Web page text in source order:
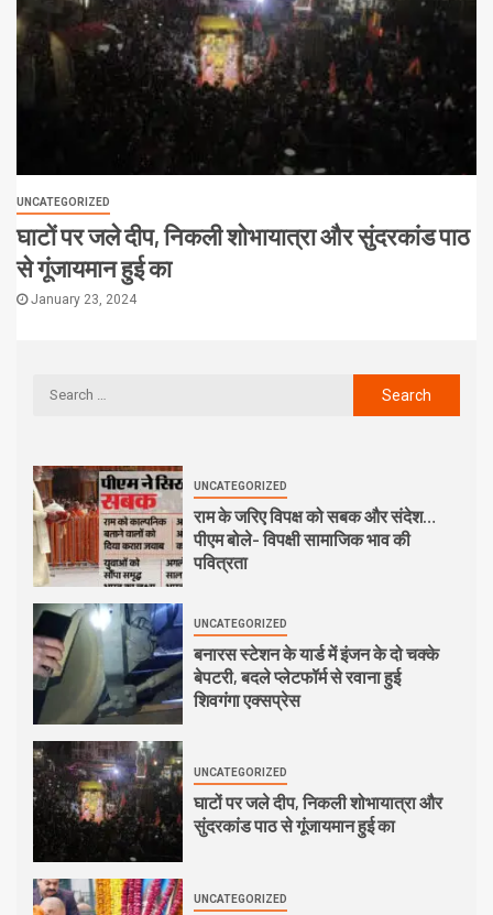
UNCATEGORIZED
घाटों पर जले दीप, निकली शोभायात्रा और सुंदरकांड पाठ
से गूंजायमान हुई का
January 23, 2024
UNCATEGORIZED
राम के जरिए विपक्ष को सबक और संदेश…
पीएम बोले- विपक्षी सामाजिक भाव की
पवित्रता
UNCATEGORIZED
बनारस स्टेशन के यार्ड में इंजन के दो चक्के
बेपटरी, बदले प्लेटफॉर्म से रवाना हुई
शिवगंगा एक्सप्रेस
UNCATEGORIZED
घाटों पर जले दीप, निकली शोभायात्रा और
सुंदरकांड पाठ से गूंजायमान हुई का
UNCATEGORIZED